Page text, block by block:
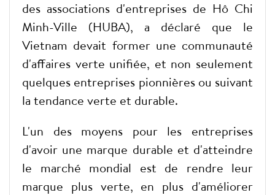
des associations d'entreprises de Hô Chi
Minh-Ville (HUBA), a déclaré que le
Vietnam devait former une communauté
d'affaires verte unifiée, et non seulement
quelques entreprises pionnières ou suivant
la tendance verte et durable.
L'un des moyens pour les entreprises
d'avoir une marque durable et d'atteindre
le marché mondial est de rendre leur
marque plus verte, en plus d'améliorer